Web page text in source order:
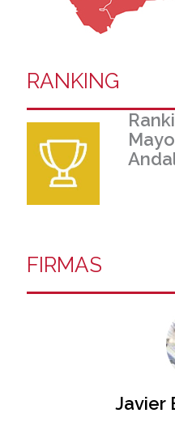
RANKING
FIRMAS
Javier